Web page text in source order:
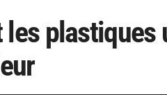
plastiques